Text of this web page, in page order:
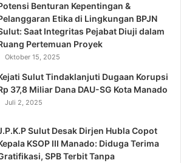
Benturan Kepentingan &
Etika di Lingkungan BPJN
Saat Integritas Pejabat Diuji dalam
Pertemuan Proyek
Oktober 15, 2025
Sulut Tindaklanjuti Dugaan Korupsi
37,8 Miliar Dana DAU-SG Kota Manado
Juli 2, 2025
Sulut Desak Dirjen Hubla Copot
KSOP III Manado: Diduga Terima
SPB Terbit Tanpa